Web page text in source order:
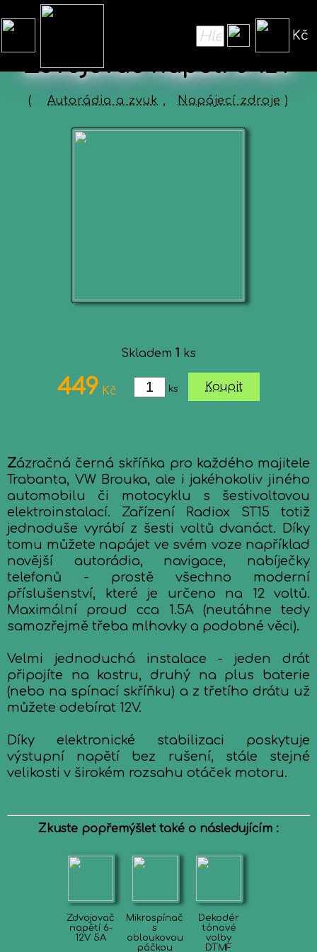
Kč
Zdvojovač napětí 6-12V
( Autorádia a zvuk , Napájecí zdroje )
Skladem 1 ks
449 Kč ks Koupit
Zázračná černá skříňka pro každého majitele
Trabanta, VW Brouka, ale i jakéhokoliv jiného
automobilu či motocyklu s šestivoltovou
elektroinstalací. Zařízení Radiox ST15 totiž
jednoduše vyrábí z šesti voltů dvanáct. Díky
tomu můžete napájet ve svém voze například
novější autorádia, navigace, nabíječky
telefonů - prostě všechno moderní
příslušenství, které je určeno na 12 voltů.
Maximální proud cca 1.5A (neutáhne tedy
samozřejmě třeba mlhovky a podobné věci).
Velmi jednoduchá instalace - jeden drát
připojíte na kostru, druhý na plus baterie
(nebo na spínací skříňku) a z třetího drátu už
můžete odebírat 12V.
Díky elektronické stabilizaci poskytuje
výstupní napětí bez rušení, stále stejné
velikosti v širokém rozsahu otáček motoru.
Zkuste popřemýšlet také o následujícím :
Zdvojovač
napětí 6-
12V 5A
Mikrospínač
s
obloukovou
páčkou
Dekodér
tónové
volby
DTMF